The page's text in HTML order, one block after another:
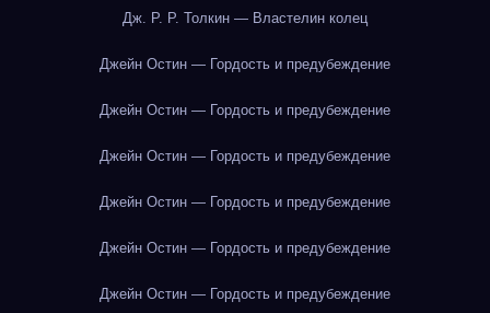
Дж. Р. Р. Толкин — Властелин колец
Джейн Остин — Гордость и предубеждение
Джейн Остин — Гордость и предубеждение
Джейн Остин — Гордость и предубеждение
Джейн Остин — Гордость и предубеждение
Джейн Остин — Гордость и предубеждение
Джейн Остин — Гордость и предубеждение